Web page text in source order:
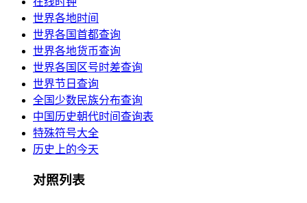
世界各地时间
世界各国首都查询
世界各地货币查询
世界各国区号时差查询
世界节日查询
全国少数民族分布查询
中国历史朝代时间查询表
特殊符号大全
历史上的今天
对照列表